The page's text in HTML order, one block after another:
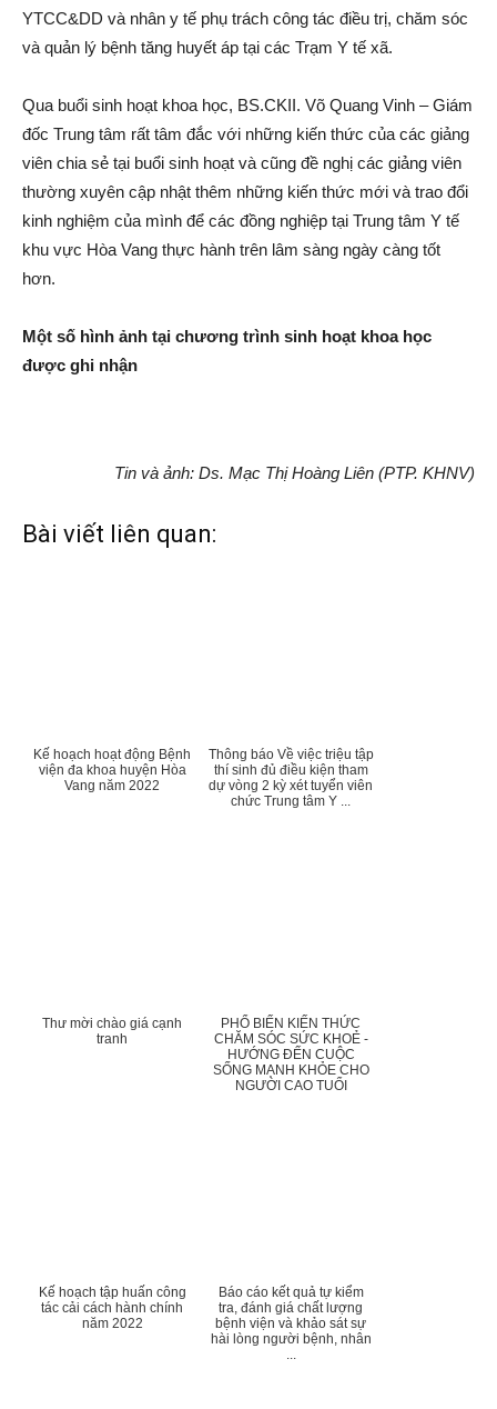
YTCC&DD và nhân y tế phụ trách công tác điều trị, chăm sóc
và quản lý bệnh tăng huyết áp tại các Trạm Y tế xã.
Qua buổi sinh hoạt khoa học, BS.CKII. Võ Quang Vinh – Giám
đốc Trung tâm rất tâm đắc với những kiến thức của các giảng
viên chia sẻ tại buổi sinh hoạt và cũng đề nghị các giảng viên
thường xuyên cập nhật thêm những kiến thức mới và trao đổi
kinh nghiệm của mình để các đồng nghiệp tại Trung tâm Y tế
khu vực Hòa Vang thực hành trên lâm sàng ngày càng tốt
hơn.
Một số hình ảnh tại chương trình sinh hoạt khoa học
được ghi nhận
Tin và ảnh: Ds. Mạc Thị Hoàng Liên (PTP. KHNV)
Bài viết liên quan:
Kế hoạch hoạt động Bệnh
viện đa khoa huyện Hòa
Vang năm 2022
Thông báo Về việc triệu tập
thí sinh đủ điều kiện tham
dự vòng 2 kỳ xét tuyển viên
chức Trung tâm Y ...
Thư mời chào giá cạnh
tranh
PHỔ BIẾN KIẾN THỨC
CHĂM SÓC SỨC KHOẺ -
HƯỚNG ĐẾN CUỘC
SỐNG MẠNH KHỎE CHO
NGƯỜI CAO TUỔI
Kế hoạch tập huấn công
tác cải cách hành chính
năm 2022
Báo cáo kết quả tự kiểm
tra, đánh giá chất lượng
bệnh viện và khảo sát sự
hài lòng người bệnh, nhân
...